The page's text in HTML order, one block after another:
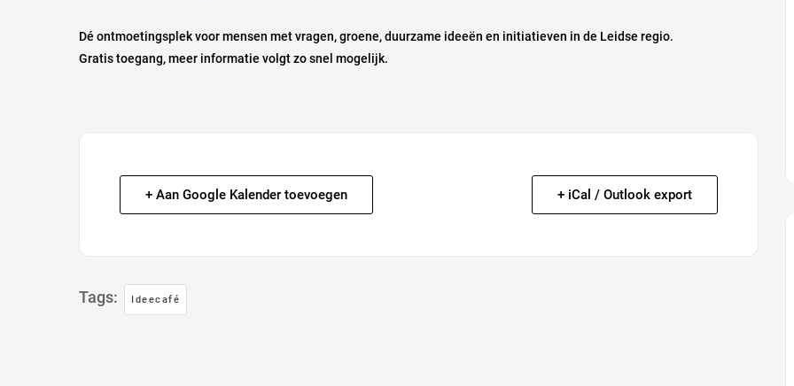
Dé ontmoetingsplek voor mensen met vragen, groene, duurzame ideeën en initiatieven in de Leidse regio.
Gratis toegang, meer informatie volgt zo snel mogelijk.
+ Aan Google Kalender toevoegen + iCal / Outlook export
Tags: Ideecafé